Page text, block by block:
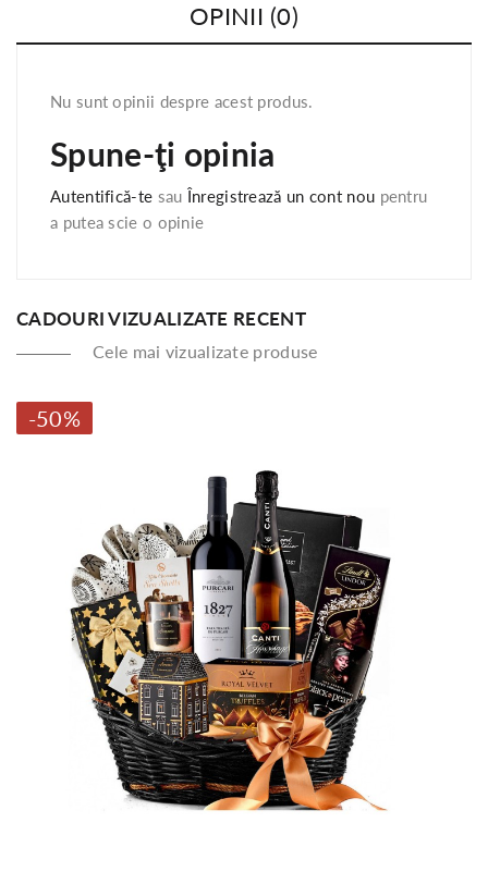
OPINII (0)
Nu sunt opinii despre acest produs.
Spune-ţi opinia
Autentifică-te sau Înregistrează un cont nou pentru
a putea scie o opinie
CADOURI VIZUALIZATE RECENT
Cele mai vizualizate produse
-50%